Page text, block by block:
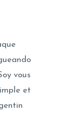
vous
et